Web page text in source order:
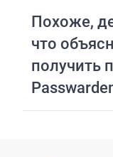
Похоже,
что
получить